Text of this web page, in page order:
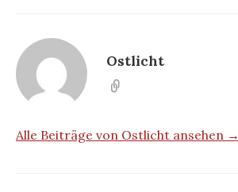
Ostlicht
Alle Beiträge von Ostlicht ansehen →